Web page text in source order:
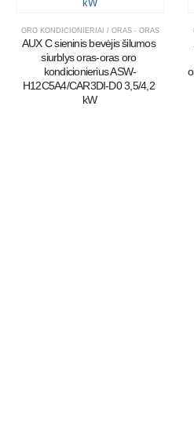
ORO KONDICIONIERIAI / ORAS - ORAS
AUX C sieninis bevėjis šilumos
siurblys oras-oras oro
kondicionierius ASW-
H12C5A4/CAR3DI-D0 3,5/4,2
kW